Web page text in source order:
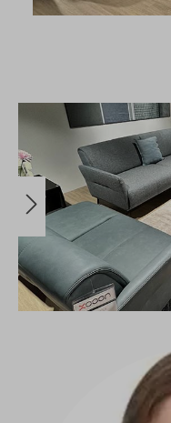
Bildergalerie überspringen